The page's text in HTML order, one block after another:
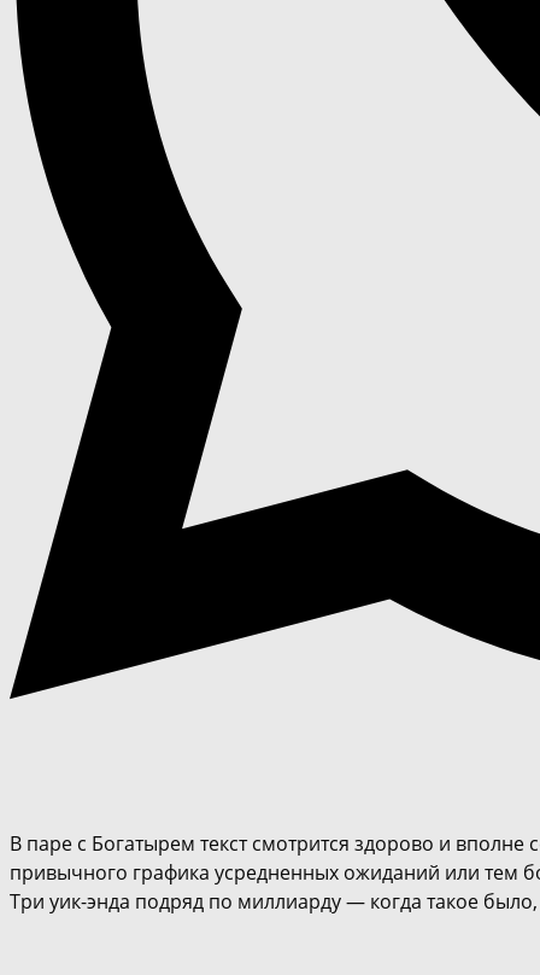
В паре с Богатырем текст смотрится здорово и
привычного графика усредненных ожиданий или тем
Три уик-энда подряд по миллиарду — когда такое было,